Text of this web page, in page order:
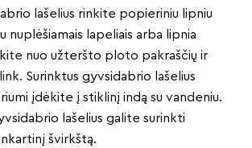
lašelius rinkite popieriniu lipniu
nuplėšiamais lapeliais arba lipnia
nuo užteršto ploto pakraščių ir
Surinktus gyvsidabrio lašelius
įdėkite į stiklinį indą su vandeniu.
lašelius galite surinkti
švirkštą.